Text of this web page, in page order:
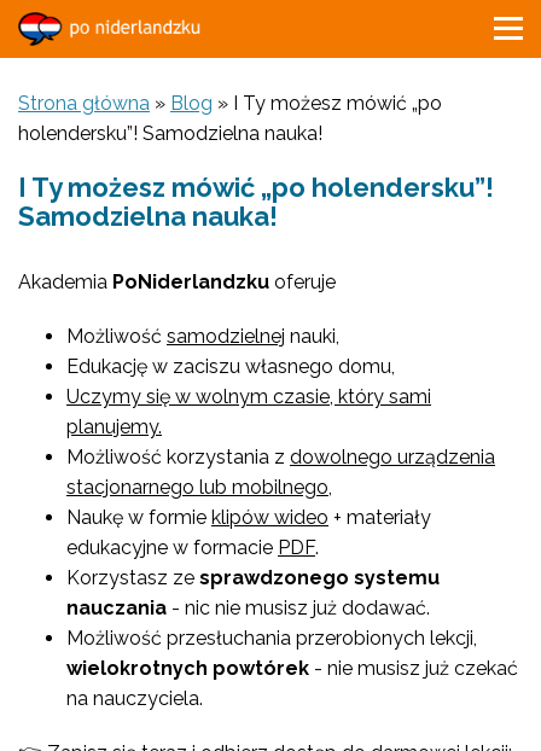
Strona główna » Blog » I Ty możesz mówić „po
holendersku”! Samodzielna nauka!
I Ty możesz mówić „po holendersku”!
Samodzielna nauka!
Akademia PoNiderlandzku oferuje
Możliwość samodzielnej nauki,
Edukację w zaciszu własnego domu,
Uczymy się w wolnym czasie, który sami
planujemy.
Możliwość korzystania z dowolnego urządzenia
stacjonarnego lub mobilnego,
Naukę w formie klipów wideo + materiały
edukacyjne w formacie PDF.
Korzystasz ze sprawdzonego systemu
nauczania - nic nie musisz już dodawać.
Możliwość przesłuchania przerobionych lekcji,
wielokrotnych powtórek - nie musisz już czekać
na nauczyciela.